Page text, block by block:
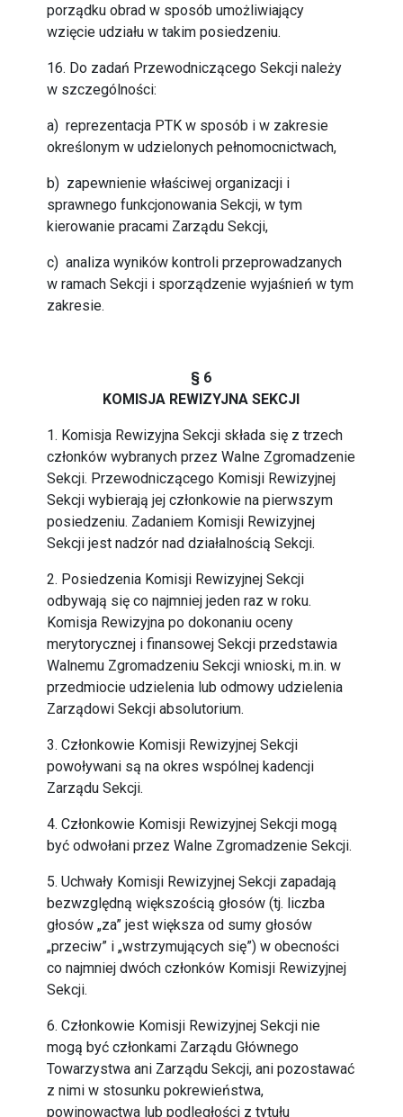
porządku obrad w sposób umożliwiający
wzięcie udziału w takim posiedzeniu.
16. Do zadań Przewodniczącego Sekcji należy
w szczególności:
a) reprezentacja PTK w sposób i w zakresie
określonym w udzielonych pełnomocnictwach,
b) zapewnienie właściwej organizacji i
sprawnego funkcjonowania Sekcji, w tym
kierowanie pracami Zarządu Sekcji,
c) analiza wyników kontroli przeprowadzanych
w ramach Sekcji i sporządzenie wyjaśnień w tym
zakresie.
§ 6
KOMISJA REWIZYJNA SEKCJI
1. Komisja Rewizyjna Sekcji składa się z trzech
członków wybranych przez Walne Zgromadzenie
Sekcji. Przewodniczącego Komisji Rewizyjnej
Sekcji wybierają jej członkowie na pierwszym
posiedzeniu. Zadaniem Komisji Rewizyjnej
Sekcji jest nadzór nad działalnością Sekcji.
2. Posiedzenia Komisji Rewizyjnej Sekcji
odbywają się co najmniej jeden raz w roku.
Komisja Rewizyjna po dokonaniu oceny
merytorycznej i finansowej Sekcji przedstawia
Walnemu Zgromadzeniu Sekcji wnioski, m.in. w
przedmiocie udzielenia lub odmowy udzielenia
Zarządowi Sekcji absolutorium.
3. Członkowie Komisji Rewizyjnej Sekcji
powoływani są na okres wspólnej kadencji
Zarządu Sekcji.
4. Członkowie Komisji Rewizyjnej Sekcji mogą
być odwołani przez Walne Zgromadzenie Sekcji.
5. Uchwały Komisji Rewizyjnej Sekcji zapadają
bezwzględną większością głosów (tj. liczba
głosów „za” jest większa od sumy głosów
„przeciw” i „wstrzymujących się”) w obecności
co najmniej dwóch członków Komisji Rewizyjnej
Sekcji.
6. Członkowie Komisji Rewizyjnej Sekcji nie
mogą być członkami Zarządu Głównego
Towarzystwa ani Zarządu Sekcji, ani pozostawać
z nimi w stosunku pokrewieństwa,
powinowactwa lub podległości z tytułu